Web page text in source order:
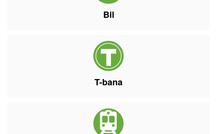
Bil
T-bana